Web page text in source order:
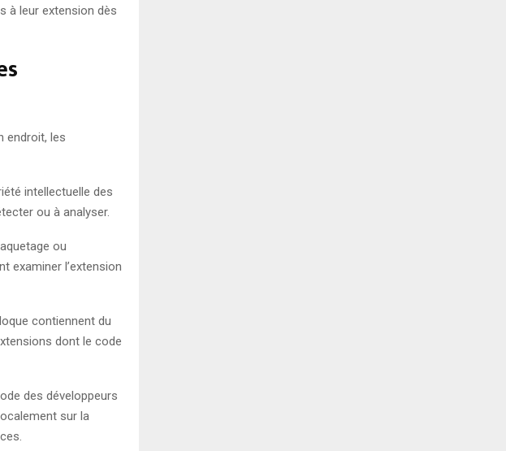
à leur extension dès
endroit, les
intellectuelle des
ou à analyser.
ou
examiner l’extension
contiennent du
dont le code
des développeurs
sur la